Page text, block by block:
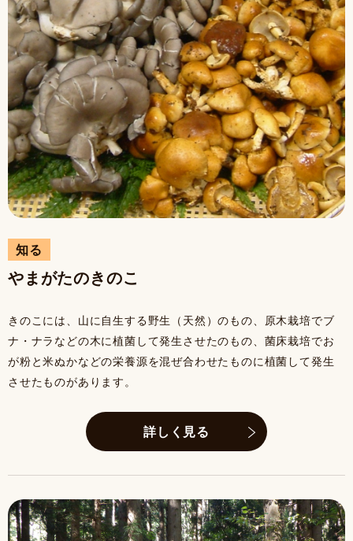
知る
やまがたのきのこ
きのこには、山に自生する野生（天然）のもの、原木栽培でブ
ナ・ナラなどの木に植菌して発生させたのもの、菌床栽培でお
が粉と米ぬかなどの栄養源を混ぜ合わせたものに植菌して発生
させたものがあります。
詳しく見る